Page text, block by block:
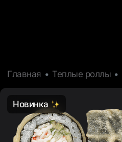
Главная Теплые роллы
Новинка